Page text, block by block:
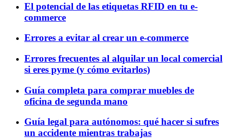
El potencial de las etiquetas RFID en tu e-
commerce
Errores a evitar al crear un e-commerce
Errores frecuentes al alquilar un local comercial
si eres pyme (y cómo evitarlos)
Guía completa para comprar muebles de
oficina de segunda mano
Guía legal para autónomos: qué hacer si sufres
un accidente mientras trabajas